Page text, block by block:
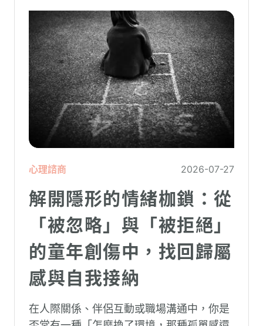
心理諮商 2026-07-27
解開隱形的情緒枷鎖：從
「被忽略」與「被拒絕」
的童年創傷中，找回歸屬
感與自我接納
在人際關係、伴侶互動或職場溝通中，你是